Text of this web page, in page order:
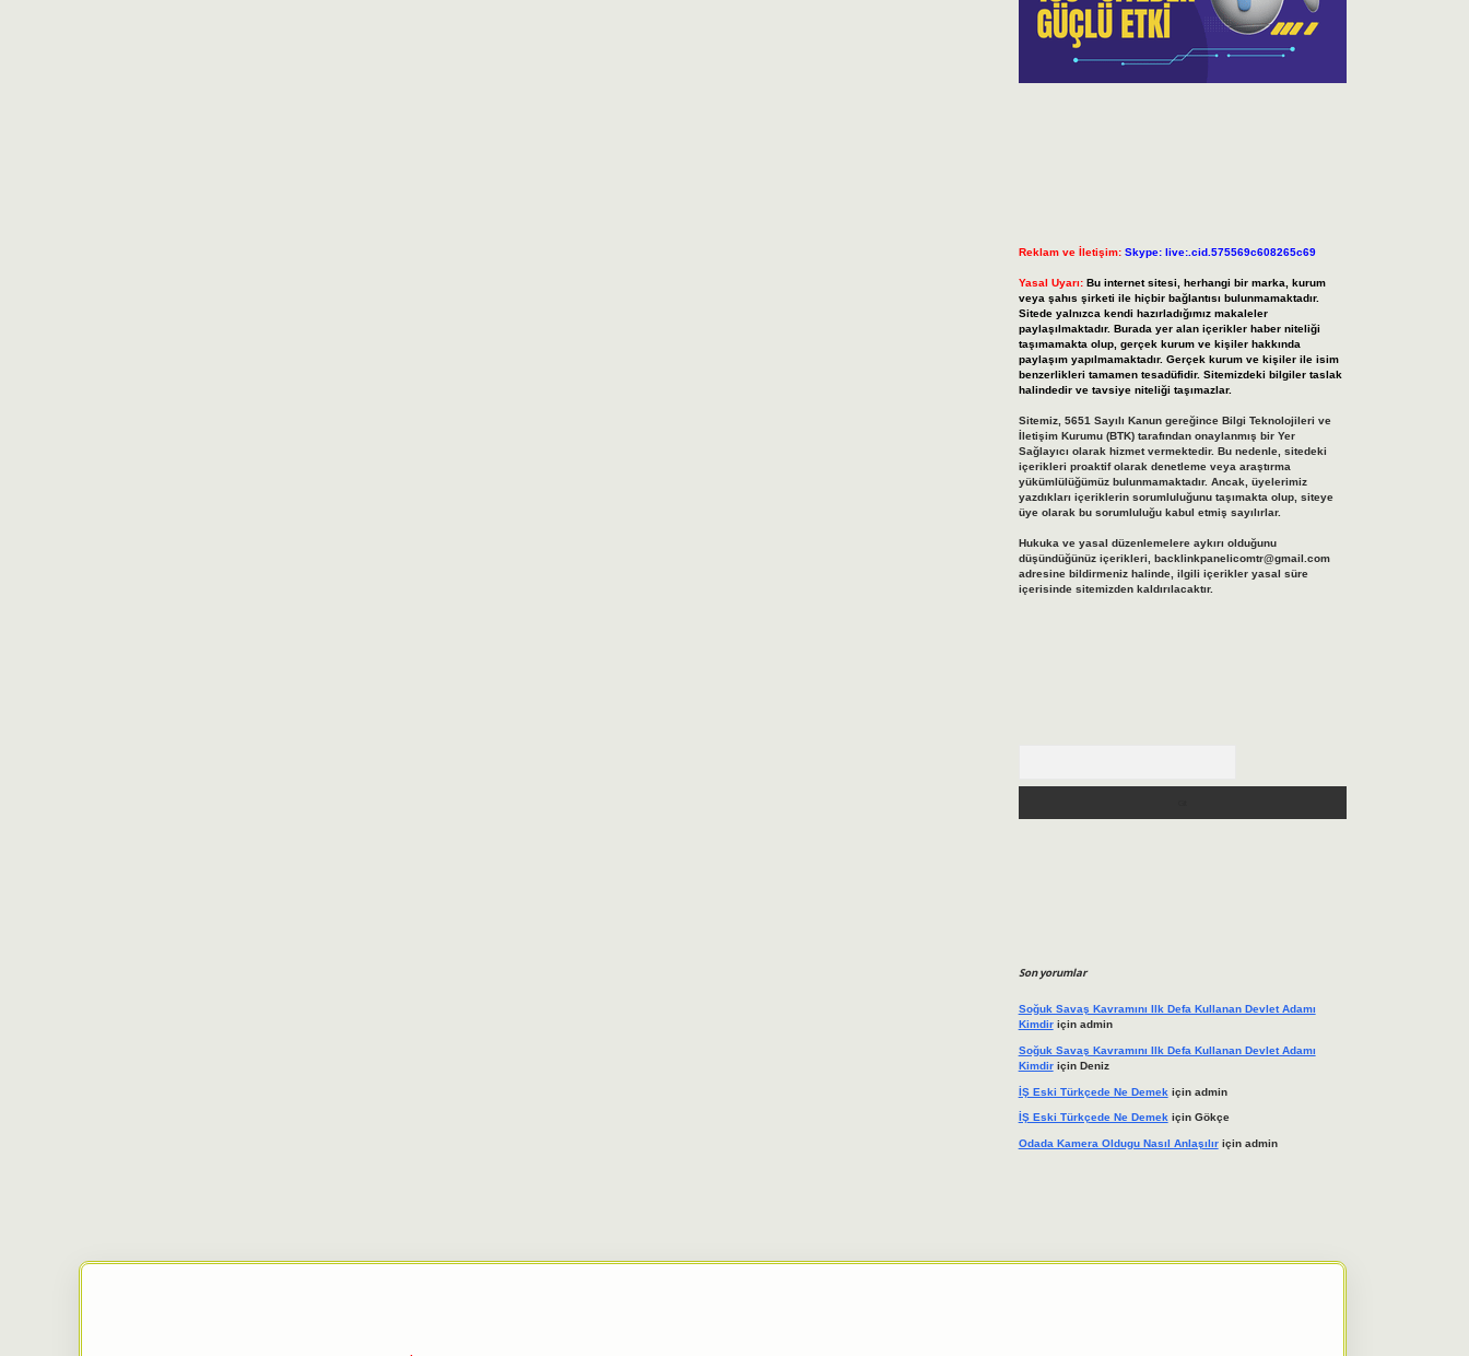
Reklam ve İletişim: Skype: live:.cid.575569c608265c69
Yasal Uyarı: Bu internet sitesi, herhangi bir marka, kurum
veya şahıs şirketi ile hiçbir bağlantısı bulunmamaktadır.
Sitede yalnızca kendi hazırladığımız makaleler
paylaşılmaktadır. Burada yer alan içerikler haber niteliği
taşımamakta olup, gerçek kurum ve kişiler hakkında
paylaşım yapılmamaktadır. Gerçek kurum ve kişiler ile isim
benzerlikleri tamamen tesadüfidir. Sitemizdeki bilgiler taslak
halindedir ve tavsiye niteliği taşımazlar.
Sitemiz, 5651 Sayılı Kanun gereğince Bilgi Teknolojileri ve
İletişim Kurumu (BTK) tarafından onaylanmış bir Yer
Sağlayıcı olarak hizmet vermektedir. Bu nedenle, sitedeki
içerikleri proaktif olarak denetleme veya araştırma
yükümlülüğümüz bulunmamaktadır. Ancak, üyelerimiz
yazdıkları içeriklerin sorumluluğunu taşımakta olup, siteye
üye olarak bu sorumluluğu kabul etmiş sayılırlar.
Hukuka ve yasal düzenlemelere aykırı olduğunu
düşündüğünüz içerikleri, backlinkpanelicomtr@gmail.com
adresine bildirmeniz halinde, ilgili içerikler yasal süre
içerisinde sitemizden kaldırılacaktır.
Son yorumlar
Soğuk Savaş Kavramını Ilk Defa Kullanan Devlet Adamı
Kimdiriçin admin
Soğuk Savaş Kavramını Ilk Defa Kullanan Devlet Adamı
Kimdiriçin Deniz
İŞ Eski Türkçede Ne Demek için admin
İŞ Eski Türkçede Ne Demek için Gökçe
Odada Kamera Oldugu Nasıl Anlaşılıriçin admin